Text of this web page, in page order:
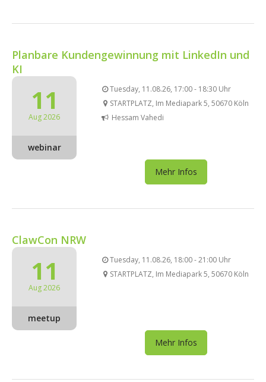
Planbare Kundengewinnung mit LinkedIn und
KI
11
Aug 2026
webinar
Tuesday, 11.08.26, 17:00 - 18:30 Uhr
STARTPLATZ, Im Mediapark 5, 50670 Köln
Hessam Vahedi
Mehr Infos
ClawCon NRW
11
Aug 2026
meetup
Tuesday, 11.08.26, 18:00 - 21:00 Uhr
STARTPLATZ, Im Mediapark 5, 50670 Köln
Mehr Infos